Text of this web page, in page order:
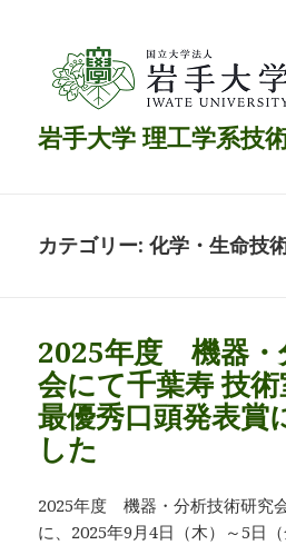
岩手大学 理工学系技
カテゴリー:化学・生命技
2025年度 機器・
会にて千葉寿 技
最優秀口頭発表賞
した
2025年度 機器・分析技術研究
に、2025年9月4日（木）～5日